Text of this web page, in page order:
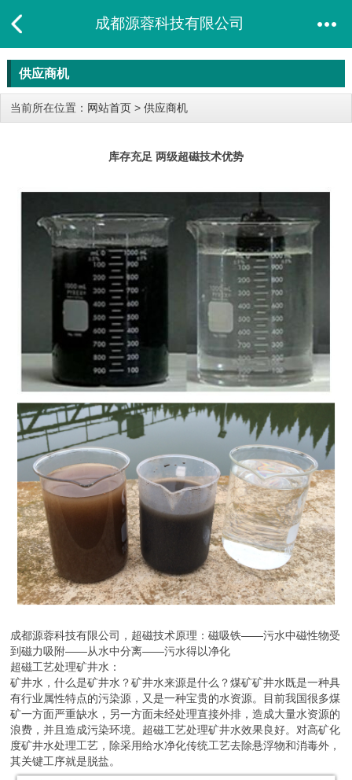
成都源蓉科技有限公司
供应商机
当前所在位置： 网站首页 > 供应商机
库存充足 两级超磁技术优势
成都源蓉科技有限公司，超磁技术原理：磁吸铁——污水中磁性物受
到磁力吸附——从水中分离——污水得以净化
超磁工艺处理矿井水：
矿井水，什么是矿井水？矿井水来源是什么？煤矿矿井水既是一种具
有行业属性特点的污染源，又是一种宝贵的水资源。目前我国很多煤
矿一方面严重缺水，另一方面未经处理直接外排，造成大量水资源的
浪费，并且造成污染环境。超磁工艺处理矿井水效果良好。对高矿化
度矿井水处理工艺，除采用给水净化传统工艺去除悬浮物和消毒外，
其关键工序就是脱盐。